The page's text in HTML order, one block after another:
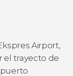
Airport,
el trayecto de